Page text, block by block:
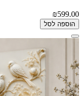
₪599.00
הוספה לסל